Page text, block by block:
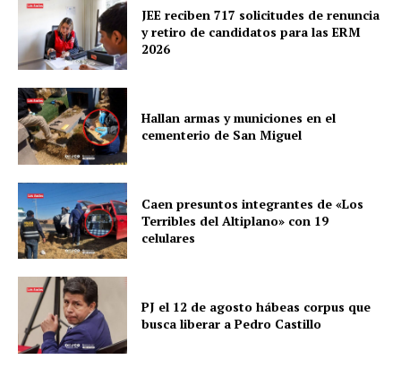
JEE reciben 717 solicitudes de renuncia
y retiro de candidatos para las ERM
2026
Hallan armas y municiones en el
cementerio de San Miguel
Caen presuntos integrantes de «Los
Terribles del Altiplano» con 19
celulares
PJ el 12 de agosto hábeas corpus que
busca liberar a Pedro Castillo